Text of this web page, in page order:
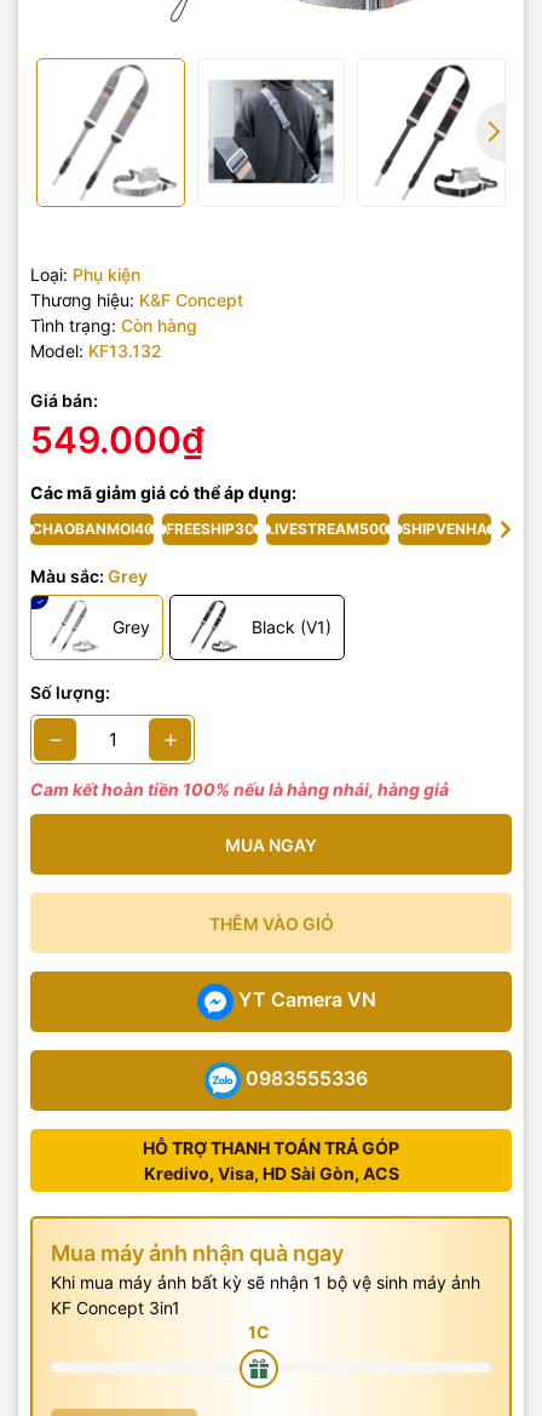
Loại: Phụ kiện
Thương hiệu: K&F Concept
Tình trạng: Còn hàng
Model: KF13.132
Giá bán:
549.000₫
Các mã giảm giá có thể áp dụng:
CHAOBANMOI40 FREESHIP30 LIVESTREAM500 SHIPVENHA
Màu sắc: Grey
Grey Black (V1)
Số lượng:
Cam kết hoàn tiền 100% nếu là hàng nhái, hàng giả
MUA NGAY
THÊM VÀO GIỎ
YT Camera VN
0983555336
HỖ TRỢ THANH TOÁN TRẢ GÓP
Kredivo, Visa, HD Sài Gòn, ACS
Mua máy ảnh nhận quà ngay
Khi mua máy ảnh bất kỳ sẽ nhận 1 bộ vệ sinh máy ảnh
KF Concept 3in1